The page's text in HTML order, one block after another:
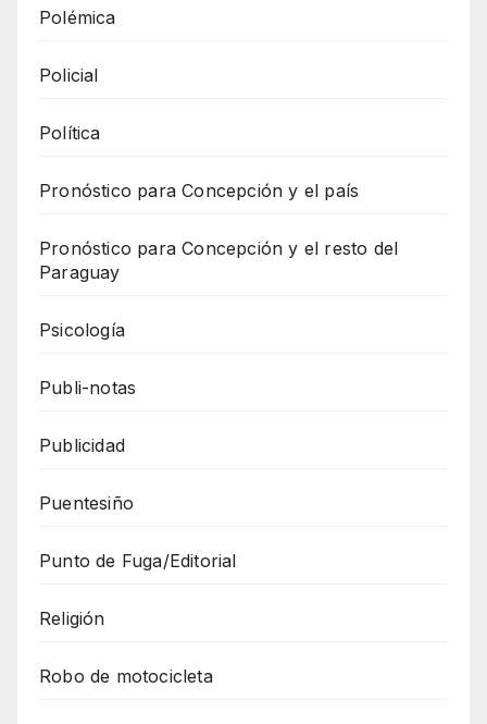
Polémica
Policial
Política
Pronóstico para Concepción y el país
Pronóstico para Concepción y el resto del
Paraguay
Psicología
Publi-notas
Publicidad
Puentesiño
Punto de Fuga/Editorial
Religión
Robo de motocicleta